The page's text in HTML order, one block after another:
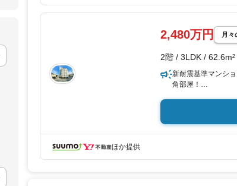
す。
2.経験豊富のスタ
スタッフ全員が大
3.問い合わせもスピ
問い合わせ当日で
スピーディーに対応
ご相談に関して料
お客様の住宅購入
東京・神奈川・埼
2,480万円 月々
2階 / 3LDK / 62.6m²
新耐震基準マンシ
角部屋！
■セキュリティ面も
■各居室に収納が設
ほか提供